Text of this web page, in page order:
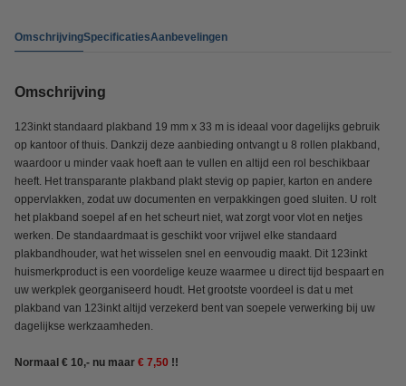
OmschrijvingSpecificatiesAanbevelingen
Omschrijving
123inkt standaard plakband 19 mm x 33 m is ideaal voor dagelijks gebruik
op kantoor of thuis. Dankzij deze aanbieding ontvangt u 8 rollen plakband,
waardoor u minder vaak hoeft aan te vullen en altijd een rol beschikbaar
heeft. Het transparante plakband plakt stevig op papier, karton en andere
oppervlakken, zodat uw documenten en verpakkingen goed sluiten. U rolt
het plakband soepel af en het scheurt niet, wat zorgt voor vlot en netjes
werken. De standaardmaat is geschikt voor vrijwel elke standaard
plakbandhouder, wat het wisselen snel en eenvoudig maakt. Dit 123inkt
huismerkproduct is een voordelige keuze waarmee u direct tijd bespaart en
uw werkplek georganiseerd houdt. Het grootste voordeel is dat u met
plakband van 123inkt altijd verzekerd bent van soepele verwerking bij uw
dagelijkse werkzaamheden.
Normaal € 10,- nu maar € 7,50 !!